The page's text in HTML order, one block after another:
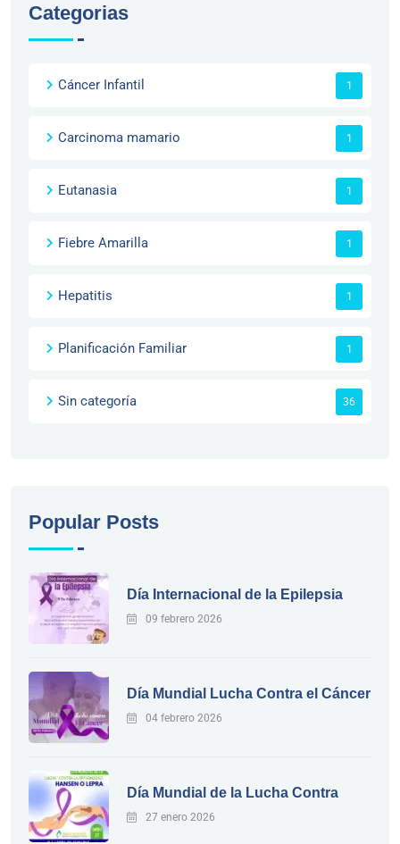
Categorias
Cáncer Infantil 1
Carcinoma mamario 1
Eutanasia 1
Fiebre Amarilla 1
Hepatitis 1
Planificación Familiar 1
Sin categoría 36
Popular Posts
Día Internacional de la Epilepsia
09 febrero 2026
Día Mundial Lucha Contra el Cáncer
04 febrero 2026
Día Mundial de la Lucha Contra
27 enero 2026